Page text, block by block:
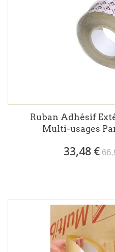
Ruban Adhésif
Multi-usages
33,48 €